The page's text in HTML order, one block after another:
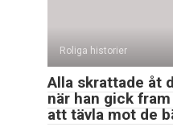
Roliga historier
Alla skrattade åt
när han gick
att tävla mot de